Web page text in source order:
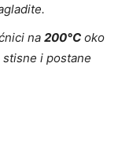
na 200°C oko
stisne i postane